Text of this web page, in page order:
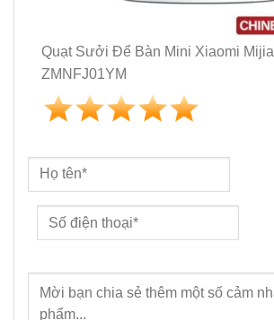
Quạt Sưởi Để Bàn Mini Xiaomi Mijia
ZMNFJ01YM